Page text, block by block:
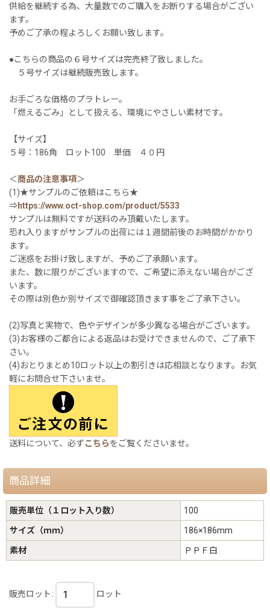
供給を継続する為、大量数でのご購入をお断りする場合がござい
ます。
予めご了承の程よろしくお願い致します。
●こちらの商品の６号サイズは完売終了致しました。
５号サイズは継続販売致します。
お手ごろな価格のプラトレー。
「燃えるごみ」として扱える、環境にやさしい素材です。
【サイズ】
５号：186角 ロット100 単価 ４０円
＜商品の注意事項＞
(1)★サンプルのご依頼はこちら★
⇒https://www.oct-shop.com/product/5533
サンプルは無料ですが送料のみ頂戴いたします。
恐れ入りますがサンプルの出荷には１週間前後のお時間がかかり
ます。
ご迷惑をお掛け致しますが、予めご了承願います。
また、数に限りがございますので、ご希望に添えない場合がござ
います。
その際は別色か別サイズで御確認頂きます事をご了承下さい。
(2)写真と実物で、色やデザインが多少異なる場合がございます。
(3)お客様のご都合による返品はお受けできませんので、ご了承下
さい。
(4)おとりまとめ10ロット以上の割引きは応相談となります。お気
軽にお問合せ下さいませ。
送料について、必ずこちらをご覧くださいませ。
商品詳細
販売単位（１ロット入り数） 100
サイズ（ｍｍ） 186×186mm
素材 ＰＰＦ白
販売ロット : ロット